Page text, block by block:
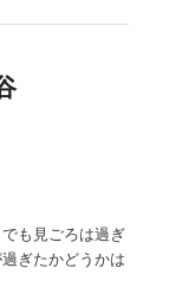
も見ごろは過ぎ
ぎたかどうかは